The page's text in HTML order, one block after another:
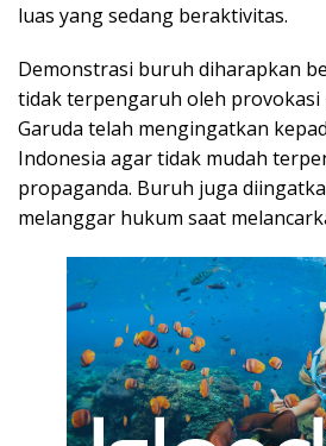
luas yang sedang beraktivitas.
Demonstrasi buruh diharapkan
tidak terpengaruh oleh provokasi
Garuda telah mengingatkan
Indonesia agar tidak mudah
propaganda. Buruh juga
melanggar hukum saat